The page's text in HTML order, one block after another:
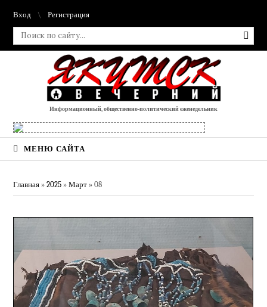
Вход Регистрация
Информационный, общественно-политический еженедельник
МЕНЮ САЙТА
Главная »2025 » Март » 08